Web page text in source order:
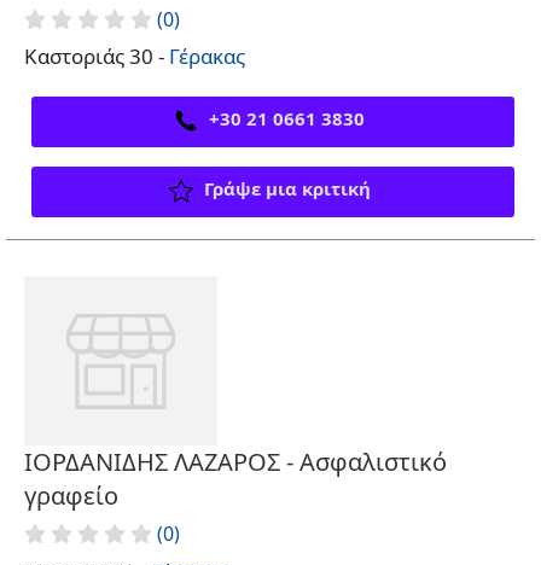
(0)
Καστοριάς 30 - Γέρακας
+30 21 0661 3830
Γράψε μια κριτική
ΙΟΡΔΑΝΙΔΗΣ ΛΑΖΑΡΟΣ - Ασφαλιστικό
γραφείο
(0)